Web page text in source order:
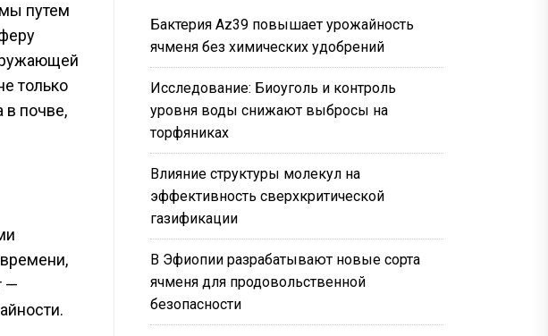
путем
только
в почве,
—
Бактерия Az39 повышает урожайность
ячменя без химических удобрений
Исследование: Биоуголь и контроль
уровня воды снижают выбросы на
торфяниках
Влияние структуры молекул на
эффективность сверхкритической
газификации
В Эфиопии разрабатывают новые сорта
ячменя для продовольственной
безопасности